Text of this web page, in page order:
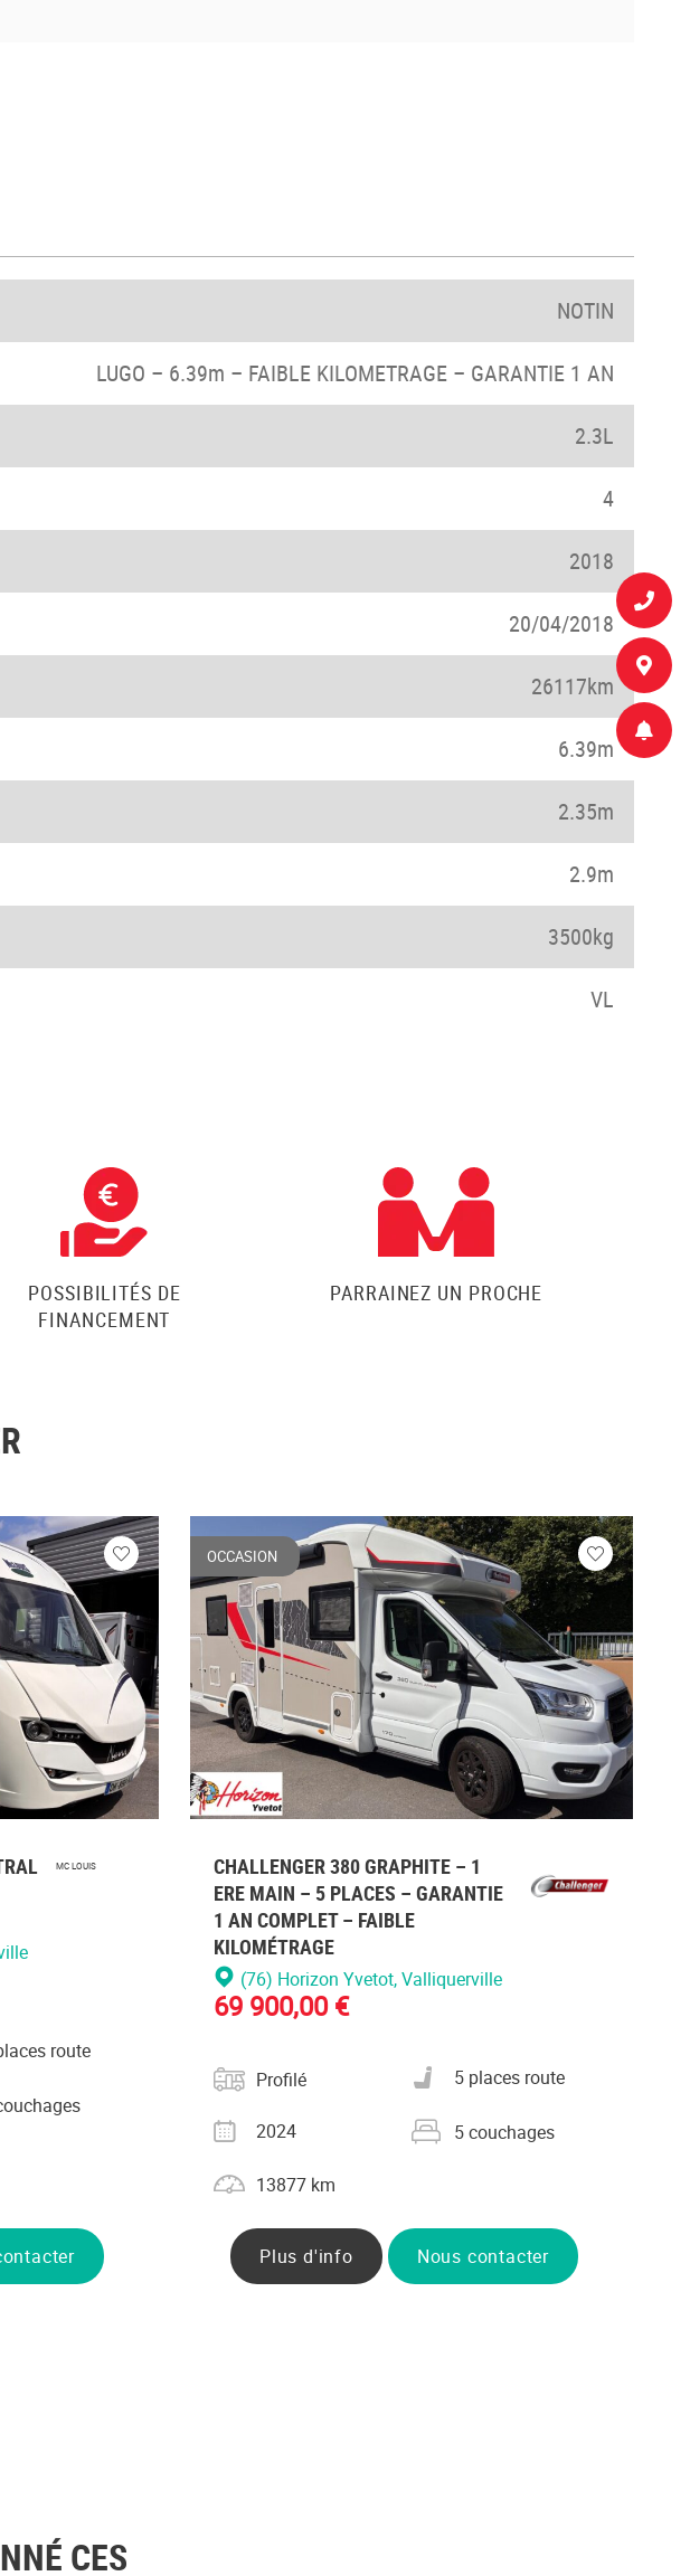
NOTIN
LUGO – 6.39m – FAIBLE KILOMETRAGE – GARANTIE 1 AN
2.3L
4
2018
20/04/2018
26117km
6.39m
2.35m
2.9m
3500kg
VL
POSSIBILITÉS DE
FINANCEMENT
PARRAINEZ UN PROCHE
Veuillez
connecter
MC LOUIS
de places carte
route
couchages
OCCASION
Veuillez
vous
connecter
CHALLENGER 380 GRAPHITE – 1
ERE MAIN – 5 PLACES – GARANTIE
1 AN COMPLET – FAIBLE
KILOMÉTRAGE
(76) Horizon Yvetot, Valliquerville
69 900,00 €
Catégorie
Profilé
Nombre de places carte
grise
5 places route
Année2024 Nombre de couchages
5 couchages
Kilométrage
13877 km
Plus d'info Nous contacter
CES